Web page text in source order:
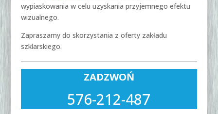
ZADZWOŃ
576-212-487
wypiaskowania w celu uzyskania przyjemnego efektu
wizualnego.
Zapraszamy do skorzystania z oferty zakładu
szklarskiego.